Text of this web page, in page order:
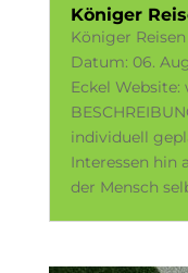
Königer
Königer
Datum: 06.
Eckel
individuell
Interessen hin
der Mensch